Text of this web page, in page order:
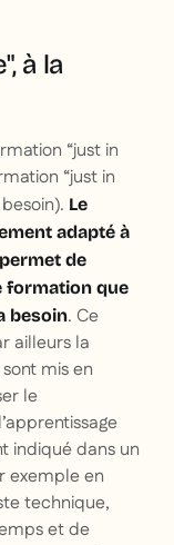
à la
“just in
“just in
Le
adapté à
de
formation que
besoin. Ce
ailleurs la
mis en
le
indiqué dans un
exemple en
technique,
et de